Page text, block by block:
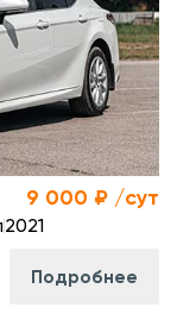
9 000 ₽ /сут
2021
Подробнее